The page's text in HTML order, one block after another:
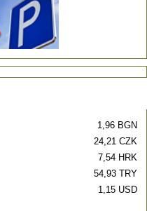
1,96 BGN
24,21 CZK
7,54 HRK
54,93 TRY
1,15 USD